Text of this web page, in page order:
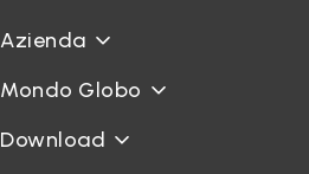
Azienda
Mondo Globo
Download